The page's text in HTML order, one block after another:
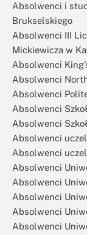
Absolwenci i
Brukselskiego
Absolwenci III
Mickiewicza w
Absolwenci
Absolwenci
Absolwenci
Absolwenci
Absolwenci
Absolwenci
Absolwenci
Absolwenci
Absolwenci
Absolwenci
Absolwenci
Absolwenci